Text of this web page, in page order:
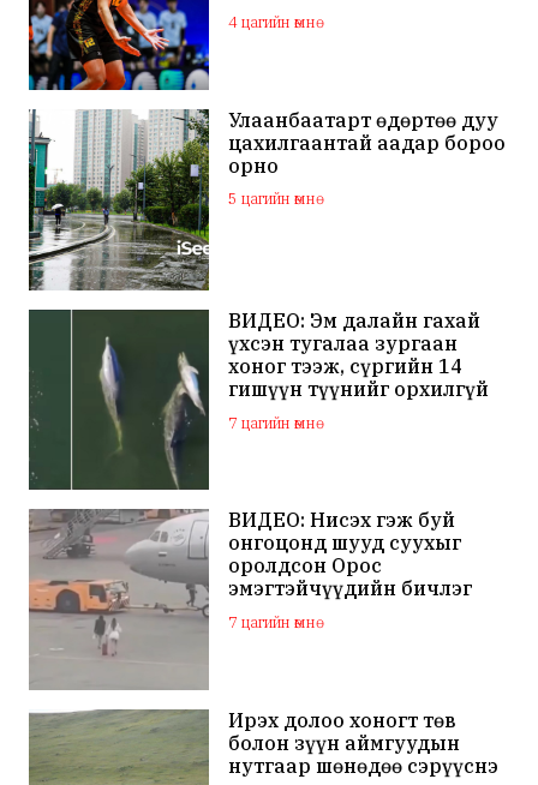
4 цагийн өмнө
Улаанбаатарт өдөртөө дуу
цахилгаантай аадар бороо
орно
5 цагийн өмнө
ВИДЕО: Эм далайн гахай
үхсэн тугалаа зургаан
хоног тээж, сүргийн 14
гишүүн түүнийг орхилгүй
сэлжээ
7 цагийн өмнө
ВИДЕО: Нисэх гэж буй
онгоцонд шууд суухыг
оролдсон Орос
эмэгтэйчүүдийн бичлэг
дэлхий нийтийн
анхааралд оров
7 цагийн өмнө
Ирэх долоо хоногт төв
болон зүүн аймгуудын
нутгаар шөнөдөө сэрүүснэ